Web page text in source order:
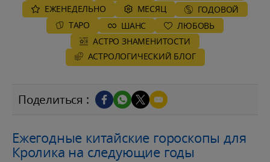
ЕЖЕНЕДЕЛЬНО
MЕСЯЦ
ГОДОВОЙ
ТАРО
ШАНС
ЛЮБОВЬ
АСТРО ЗНАМЕНИТОСТИ
AСТРОЛОГИЧЕСКИЙ БЛОГ
Поделиться :
Ежегодные китайские гороскопы для
Кролика на следующие годы